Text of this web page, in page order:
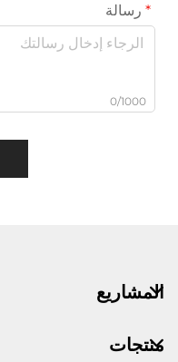
رسالة
0/1000
المشاريع
منتجات